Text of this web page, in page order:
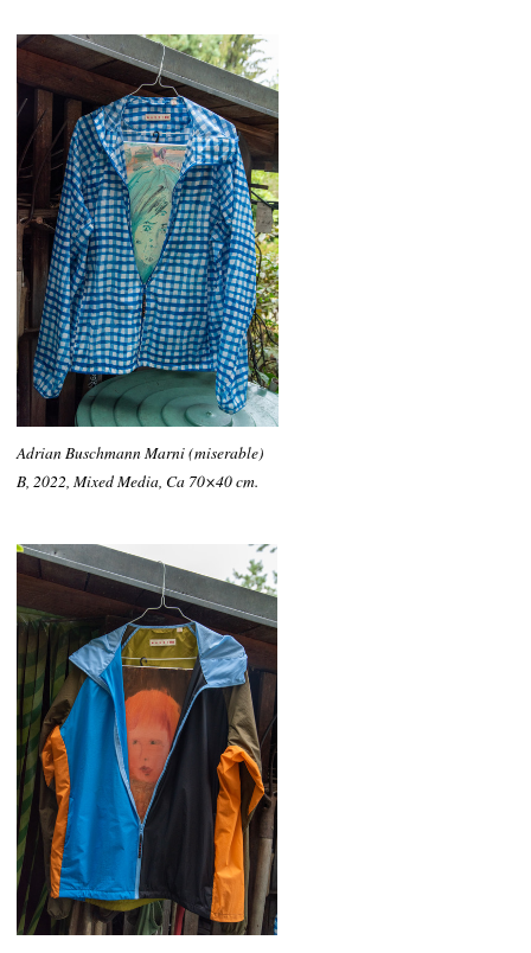
Adrian Buschmann Marni (miserable)
B, 2022, Mixed Media, Ca 70×40 cm.